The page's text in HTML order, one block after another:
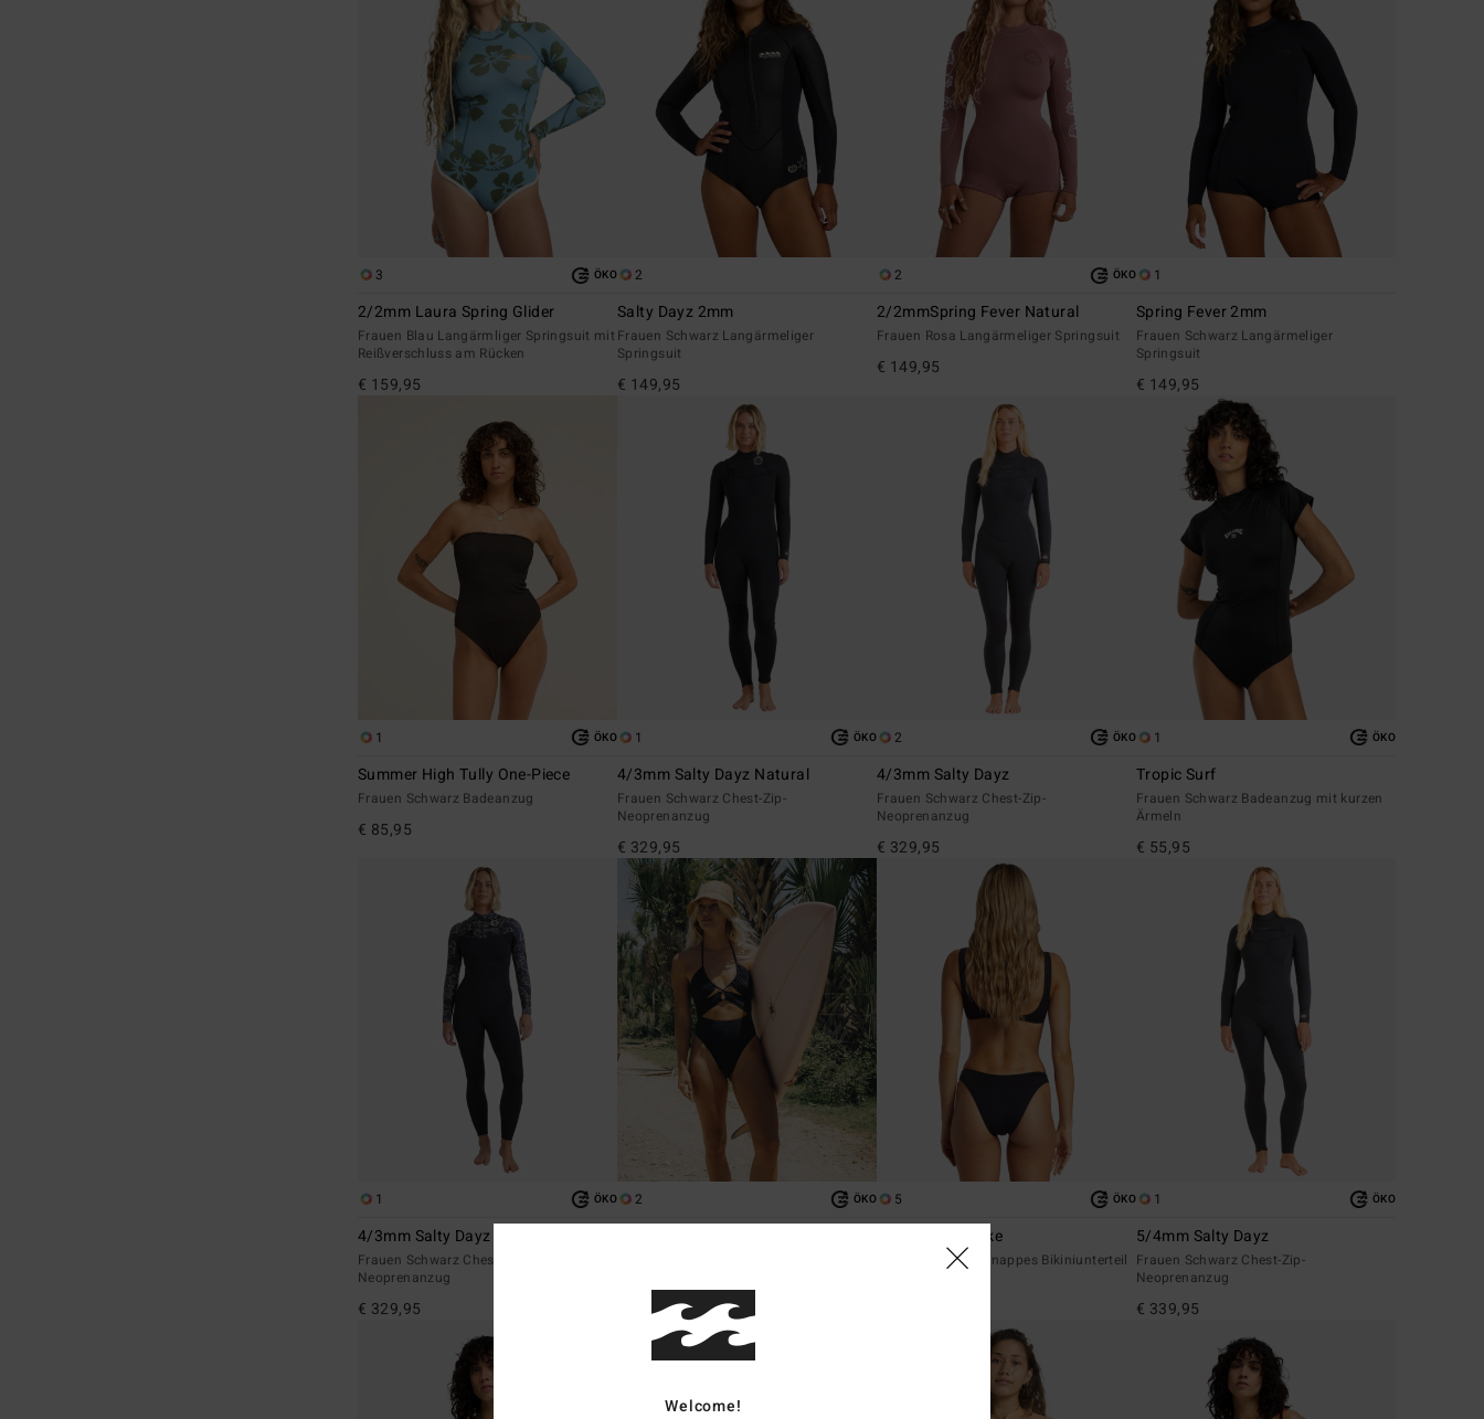
3 ÖKO
2/2mm Laura Spring Glider
Frauen Blau Langärmliger Springsuit mit
Reißverschluss am Rücken
€ 159,95
2
Salty Dayz 2mm
Frauen Schwarz Langärmeliger
Springsuit
€ 149,95
2 ÖKO
2/2mmSpring Fever Natural
Frauen Rosa Langärmeliger Springsuit
€ 149,95
1
Spring Fever 2mm
Frauen Schwarz Langärmeliger
Springsuit
€ 149,95
1 ÖKO
Summer High Tully One-Piece
Frauen Schwarz Badeanzug
€ 85,95
1 ÖKO
4/3mm Salty Dayz Natural
Frauen Schwarz Chest-Zip-
Neoprenanzug
€ 329,95
2 ÖKO
4/3mm Salty Dayz
Frauen Schwarz Chest-Zip-
Neoprenanzug
€ 329,95
1 ÖKO
Tropic Surf
Frauen Schwarz Badeanzug mit kurzen
Ärmeln
€ 55,95
1 ÖKO
4/3mm Salty Dayz Natural
Frauen Schwarz Chest-Zip-
Neoprenanzug
€ 329,95
2 ÖKO
€ 85,95
5 ÖKO
Sol Searcher Hike
Frauen Schwarz Knappes Bikiniunterteil
1 ÖKO
5/4mm Salty Dayz
Frauen Schwarz Chest-Zip-
Neoprenanzug
€ 339,95
Welcome!